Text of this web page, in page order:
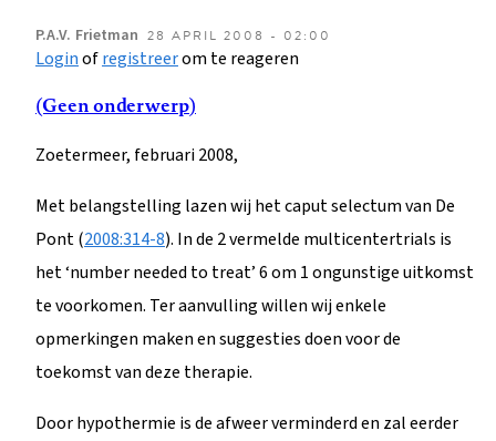
P.A.V. Frietman 28 APRIL 2008 - 02:00
Loginofregistreerom te reageren
(Geen onderwerp)
Zoetermeer, februari 2008,
Met belangstelling lazen wij het caput selectum van De
Pont (2008:314-8). In de 2 vermelde multicentertrials is
het ‘number needed to treat’ 6 om 1 ongunstige uitkomst
te voorkomen. Ter aanvulling willen wij enkele
opmerkingen maken en suggesties doen voor de
toekomst van deze therapie.
Door hypothermie is de afweer verminderd en zal eerder